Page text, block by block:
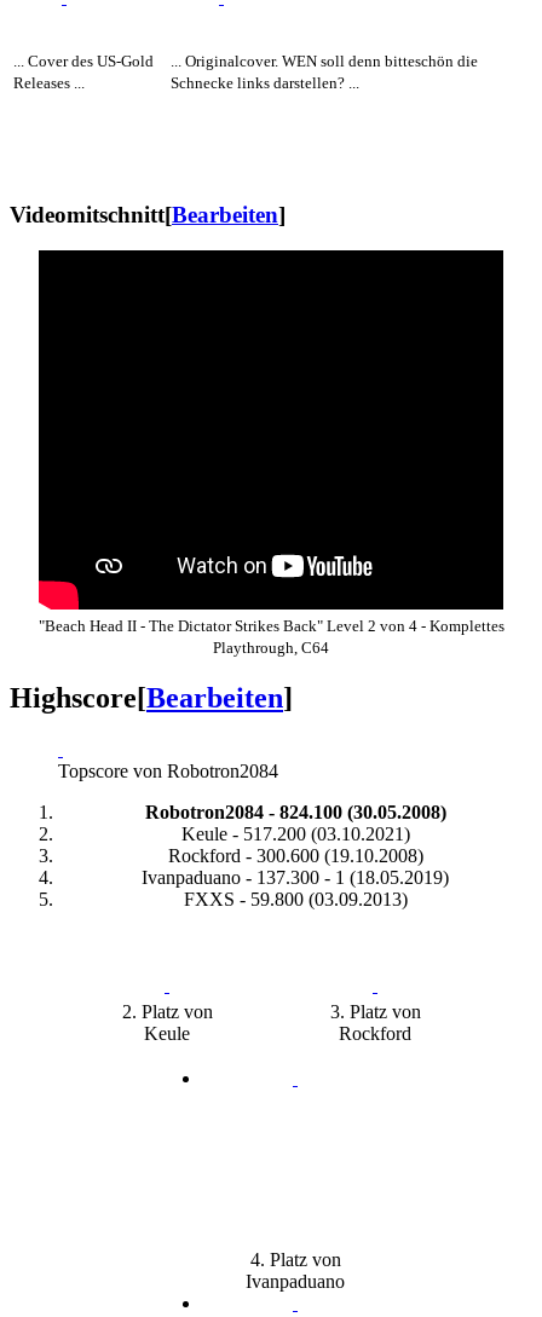
... Cover des US-Gold
Releases ...
... Originalcover. WEN soll denn bitteschön die
Schnecke links darstellen? ...
Videomitschnitt[Bearbeiten]
"Beach Head II - The Dictator Strikes Back" Level 2 von 4 - Komplettes
Playthrough, C64
Highscore[Bearbeiten]
Topscore von Robotron2084
Robotron2084 - 824.100 (30.05.2008)
Keule - 517.200 (03.10.2021)
Rockford - 300.600 (19.10.2008)
Ivanpaduano - 137.300 - 1 (18.05.2019)
FXXS - 59.800 (03.09.2013)
2. Platz von
Keule
3. Platz von
Rockford
4. Platz von
Ivanpaduano